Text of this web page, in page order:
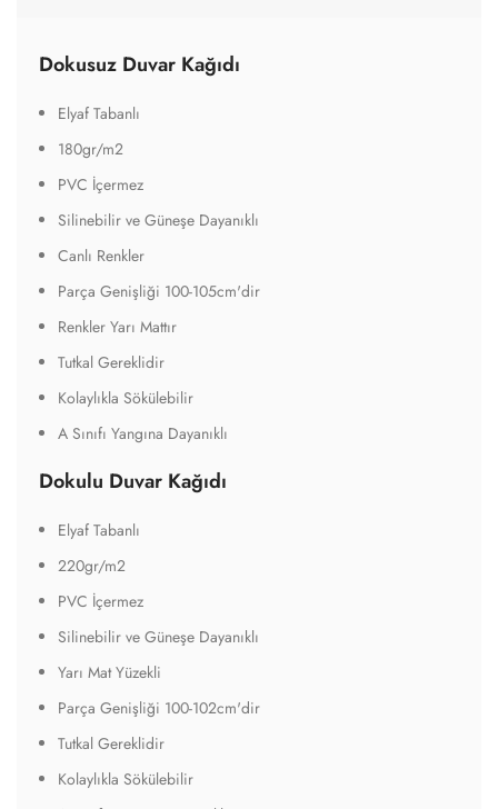
Dokusuz Duvar Kağıdı
Elyaf Tabanlı
180gr/m2
PVC İçermez
Silinebilir ve Güneşe Dayanıklı
Canlı Renkler
Parça Genişliği 100-105cm'dir
Renkler Yarı Mattır
Tutkal Gereklidir
Kolaylıkla Sökülebilir
A Sınıfı Yangına Dayanıklı
Dokulu Duvar Kağıdı
Elyaf Tabanlı
220gr/m2
PVC İçermez
Silinebilir ve Güneşe Dayanıklı
Yarı Mat Yüzekli
Parça Genişliği 100-102cm'dir
Tutkal Gereklidir
Kolaylıkla Sökülebilir